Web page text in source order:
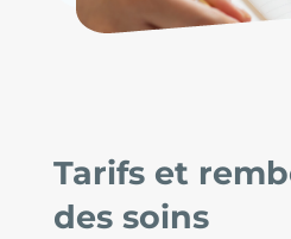
Tarifs et
des soins